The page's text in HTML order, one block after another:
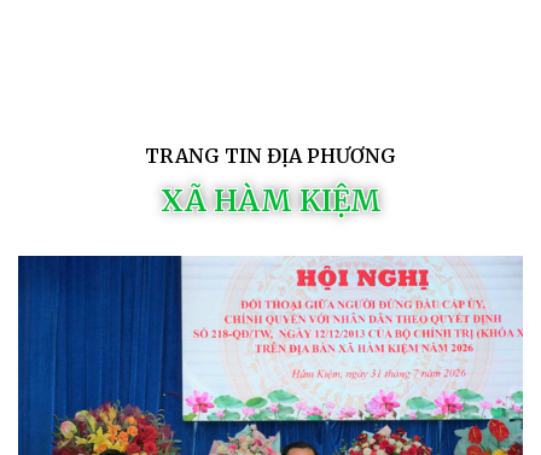
TRANG TIN ĐỊA PHƯƠNG
XÃ HÀM KIỆM